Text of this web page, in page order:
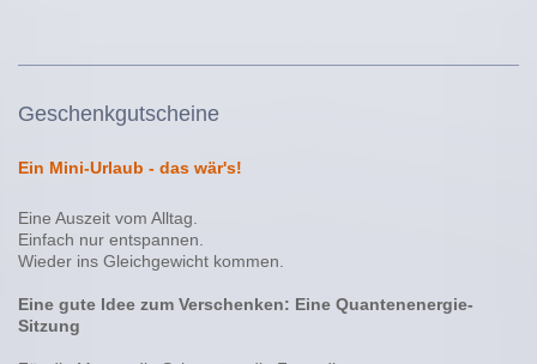
Geschenkgutscheine
Ein Mini-Urlaub - das wär's!
Eine Auszeit vom Alltag.
Einfach nur entspannen.
Wieder ins Gleichgewicht kommen.
Eine gute Idee zum Verschenken: Eine Quantenenergie-
Sitzung